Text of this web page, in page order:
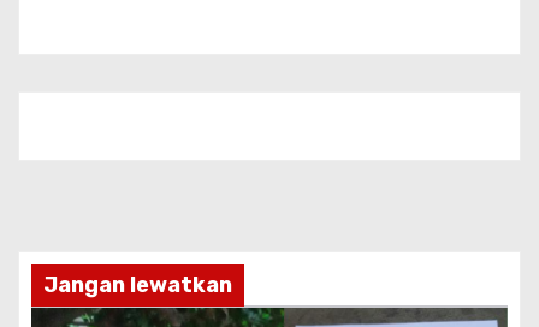
Jangan lewatkan